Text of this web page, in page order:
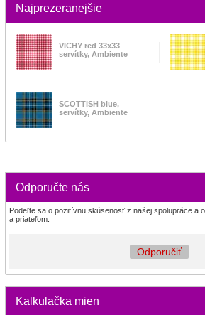
Najprezeranejšie
VICHY red 33x33
servítky, Ambiente
SCOTTISH blue,
servítky, Ambiente
Odporučte nás
Podeľte sa o pozitívnu skúsenosť z našej spolupráce a
a priateľom:
Odporučiť
Kalkulačka mien